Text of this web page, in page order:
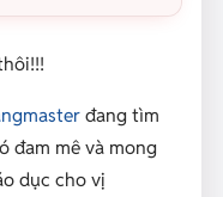
đang tìm
đam mê và mong
dục cho vị